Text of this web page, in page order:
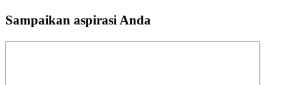
Sampaikan aspirasi Anda